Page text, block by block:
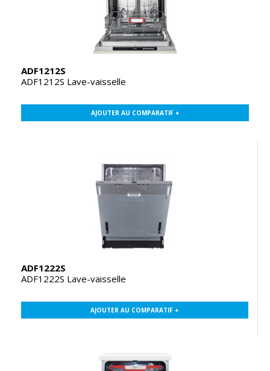
ADF1212S
ADF1212S Lave-vaisselle
AJOUTER AU COMPARATIF +
ADF1222S
ADF1222S Lave-vaisselle
AJOUTER AU COMPARATIF +